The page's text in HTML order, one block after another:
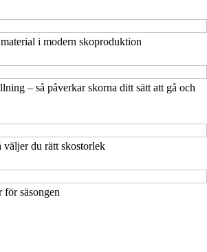
i modern skoproduktion
– så påverkar skorna ditt sätt att gå och
väljer du rätt skostorlek
säsongen